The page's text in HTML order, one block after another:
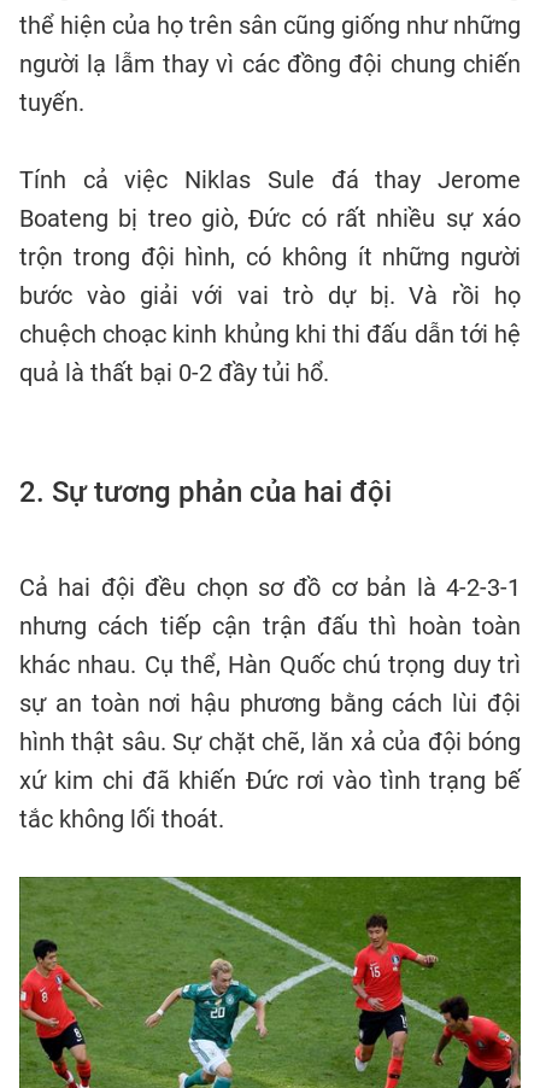
thể hiện của họ trên sân cũng giống như những
người lạ lẫm thay vì các đồng đội chung chiến
tuyến.
Tính cả việc Niklas Sule đá thay Jerome
Boateng bị treo giò, Đức có rất nhiều sự xáo
trộn trong đội hình, có không ít những người
bước vào giải với vai trò dự bị. Và rồi họ
chuệch choạc kinh khủng khi thi đấu dẫn tới hệ
quả là thất bại 0-2 đầy tủi hổ.
2. Sự tương phản của hai đội
Cả hai đội đều chọn sơ đồ cơ bản là 4-2-3-1
nhưng cách tiếp cận trận đấu thì hoàn toàn
khác nhau. Cụ thể, Hàn Quốc chú trọng duy trì
sự an toàn nơi hậu phương bằng cách lùi đội
hình thật sâu. Sự chặt chẽ, lăn xả của đội bóng
xứ kim chi đã khiến Đức rơi vào tình trạng bế
tắc không lối thoát.